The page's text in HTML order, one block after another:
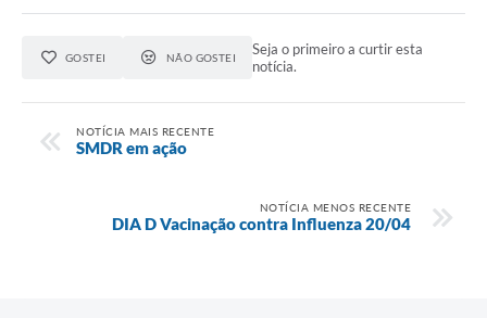
GOSTEI NÃO GOSTEI
Seja o primeiro a curtir esta
notícia.
NOTÍCIA MAIS RECENTE
SMDR em ação
NOTÍCIA MENOS RECENTE
DIA D Vacinação contra Influenza 20/04